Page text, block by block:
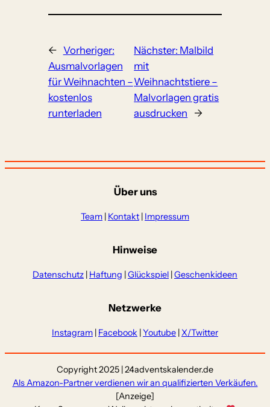
← Vorheriger:
Ausmalvorlagen
für Weihnachten –
kostenlos
runterladen
Nächster: Malbild
mit
Weihnachtstiere –
Malvorlagen gratis
ausdrucken
→
Über uns
Team | Kontakt | Impressum
Hinweise
Datenschutz | Haftung |Glückspiel |Geschenkideen
Netzwerke
Instagram | Facebook |Youtube | X/Twitter
Copyright 2025 | 24adventskalender.de
Als Amazon-Partner verdienen wir an qualifizierten Verkäufen.
[Anzeige]